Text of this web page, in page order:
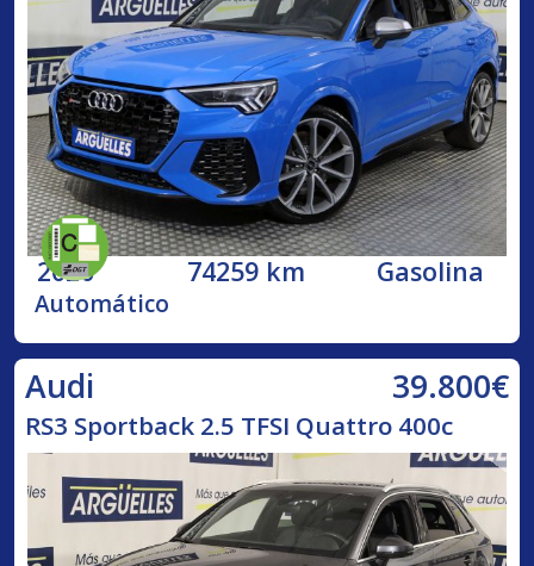
2020 74259 km Gasolina
Automático
Audi 39.800€
RS3 Sportback 2.5 TFSI Quattro 400c